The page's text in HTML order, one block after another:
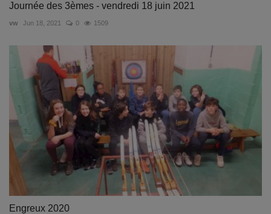
Journée des 3èmes - vendredi 18 juin 2021
vw Jun 18, 2021 0 1509
Engreux 2020